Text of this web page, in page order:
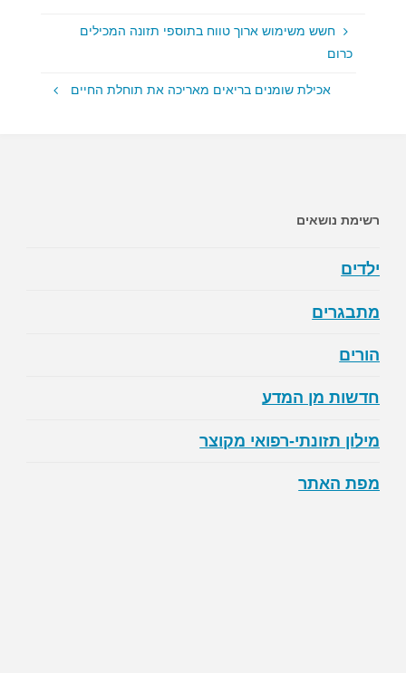
חשש משימוש ארוך טווח בתוספי תזונה המכילים
כרום
אכילת שומנים בריאים מאריכה את תוחלת החיים
רשימת נושאים
ילדים
מתבגרים
הורים
חדשות מן המדע
מילון תזונתי-רפואי מקוצר
מפת האתר